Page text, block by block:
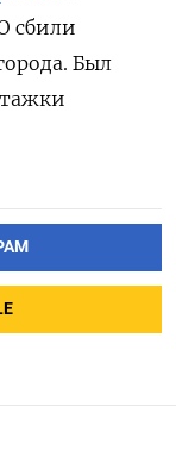
сбили
Был